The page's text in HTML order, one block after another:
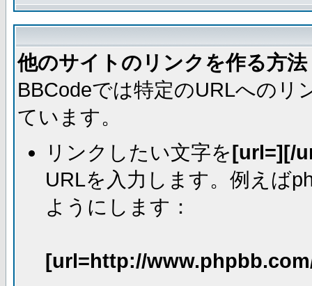
他のサイトのリンクを作る方法
BBCodeでは特定のURLへのリ
ています。
リンクしたい文字を[url=][/
URLを入力します。例えば
ようにします：
[url=http://